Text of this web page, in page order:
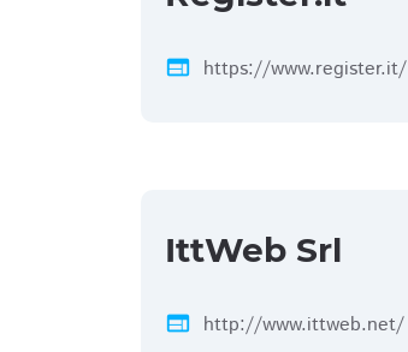
web https://www.register.it/
IttWeb Srl
web http://www.ittweb.net/